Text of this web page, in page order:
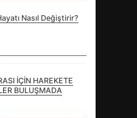
Nasıl Değiştirir?
İÇİN HAREKETE
BULUŞMADA
ATAMA:
NE
GURURU TÜRKİYE